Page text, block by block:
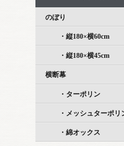
のぼり
・縦180×横60cm
・縦180×横45cm
横断幕
・ターポリン
・メッシュターポリ
・綿オックス